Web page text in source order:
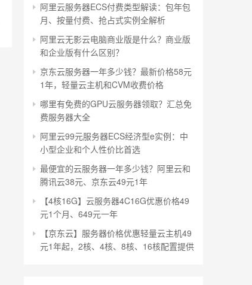
阿里云服务器ECS付费类型解读：包年包
月、按量付费、抢占式实例全解析
阿里云无影云电脑商业版是什么？商业版
和企业版有什么区别？
京东云服务器一年多少钱？最新价格58元
1年，轻量云主机和CVM收费价格
哪里有免费的GPU云服务器领取？汇总免
费服务器大全
阿里云99元服务器ECS经济型e实例：中
小型企业和个人性价比首选
最便宜的云服务器一年多少钱？阿里云和
腾讯云38元、京东云49元1年
【4核16G】云服务器4C16G优惠价格49
元1个月、649元一年
【京东云】服务器价格优惠轻量云主机49
元1年起，2核、4核、8核、16核配置提供